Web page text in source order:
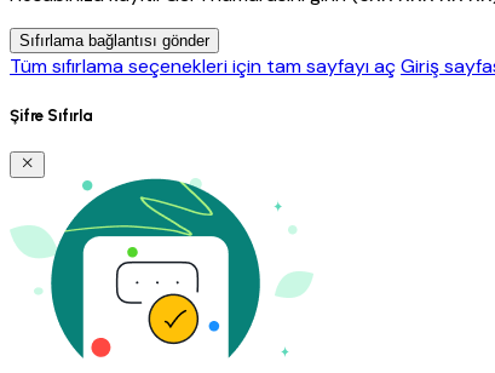
Sıfırlama bağlantısı gönder
Tüm sıfırlama seçenekleri için tam sayfayı açGiriş
Şifre Sıfırla